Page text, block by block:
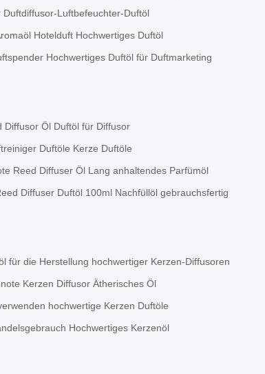
Luftbefeuchter-Duftöl
Hotelduft Hochwertiges Duftöl
Hochwertiges Duftöl für Duftmarketing
Diffusor Öl Duftöl für Diffusor
Duftöle Kerze Duftöle
Reed Diffuser Öl Lang anhaltendes Parfümöl
Diffuser Duftöl 100ml Nachfüllöl gebrauchsfertig
für die Herstellung hochwertiger Kerzen-Diffusoren
Kerzen Diffusor Ätherisches Öl
hochwertige Kerzen Duftöle
Hochwertiges Kerzenöl